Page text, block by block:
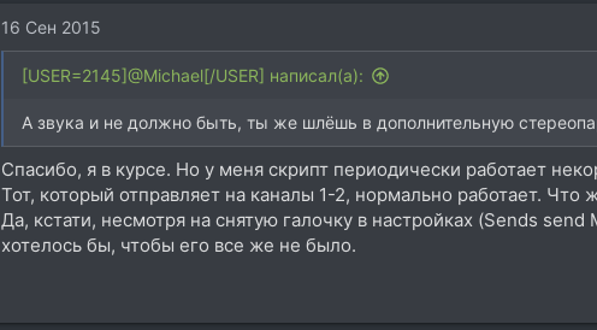
16 Сен 2015
[USER=2145]@Michael[/USER] написал(а):
А звука и не должно быть, ты же шлёшь в дополнительную
Спасибо, я в курсе. Но у меня скрипт периодически работает
Тот, который отправляет на каналы 1-2, нормально работает.
Да, кстати, несмотря на снятую галочку в настройках (Sends
хотелось бы, чтобы его все же не было.